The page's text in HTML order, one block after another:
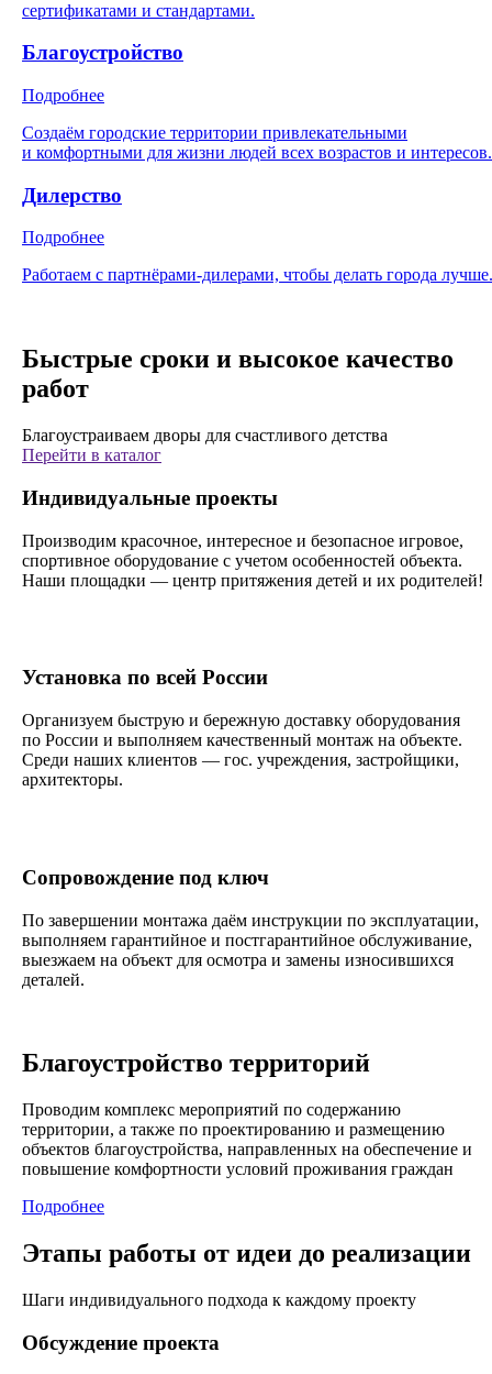
сертификатами и стандартами.
Благоустройство
Подробнее
Создаём городские территории привлекательными
и комфортными для жизни людей всех возрастов и интересов.
Дилерство
Подробнее
Работаем с партнёрами-дилерами, чтобы делать города лучше.
Быстрые сроки и высокое качество
работ
Благоустраиваем дворы для счастливого детства
Перейти в каталог
Индивидуальные проекты
Производим красочное, интересное и безопасное игровое,
спортивное оборудование с учетом особенностей объекта.
Наши площадки — центр притяжения детей и их родителей!
Установка по всей России
Организуем быструю и бережную доставку оборудования
по России и выполняем качественный монтаж на объекте.
Среди наших клиентов — гос. учреждения, застройщики,
архитекторы.
Сопровождение под ключ
По завершении монтажа даём инструкции по эксплуатации,
выполняем гарантийное и постгарантийное обслуживание,
выезжаем на объект для осмотра и замены износившихся
деталей.
Благоустройство территорий
Проводим комплекс мероприятий по содержанию
территории, а также по проектированию и размещению
объектов благоустройства, направленных на обеспечение и
повышение комфортности условий проживания граждан
Подробнее
Этапы работы от идеи до реализации
Шаги индивидуального подхода к каждому проекту
Обсуждение проекта